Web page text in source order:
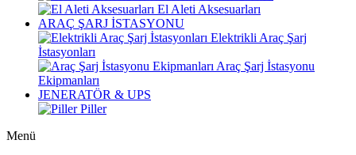
El Aleti Aksesuarları
ARAÇ ŞARJ İSTASYONU
Elektrikli Araç Şarj
İstasyonları
Araç Şarj İstasyonu
Ekipmanları
JENERATÖR & UPS
Piller
Menü